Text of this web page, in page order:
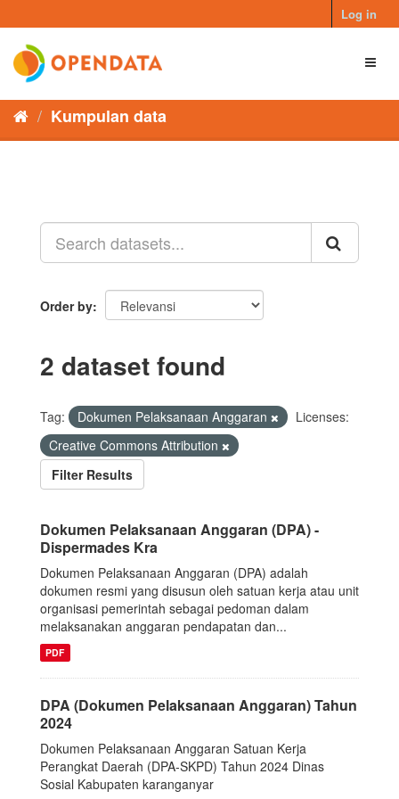
to
content
Log in
Kumpulan data
Order by
2 dataset found
Tag: Dokumen Pelaksanaan Anggaran
Licenses:
Creative Commons Attribution
Filter Results
Dokumen Pelaksanaan Anggaran (DPA) -
Dispermades Kra
Dokumen Pelaksanaan Anggaran (DPA) adalah
dokumen resmi yang disusun oleh satuan kerja atau unit
organisasi pemerintah sebagai pedoman dalam
melaksanakan anggaran pendapatan dan...
PDF
DPA (Dokumen Pelaksanaan Anggaran) Tahun
2024
Dokumen Pelaksanaan Anggaran Satuan Kerja
Perangkat Daerah (DPA-SKPD) Tahun 2024 Dinas
Sosial Kabupaten karanganyar